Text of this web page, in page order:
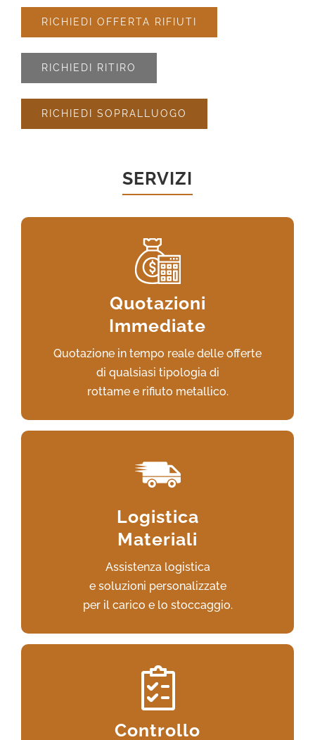
RICHIEDI OFFERTA RIFIUTI
RICHIEDI RITIRO
RICHIEDI SOPRALLUOGO
SERVIZI
Quotazioni
Immediate
Quotazione in tempo reale delle offerte
di qualsiasi tipologia di
rottame e rifiuto metallico.
Accedi al servizio e invia la tua offerta,
riceverai il nostro preventivo o sarai
contattato
per ulteriori chiarimenti o per un sopralluogo.
VAI AL SERVIZIO
Logistica
Materiali
Assistenza logistica
e soluzioni personalizzate
per il carico e lo stoccaggio.
Un servizio completo
dal ritiro, allo scarico, stoccaggio
e lavorazione presso la sede operativa.
VAI AL SERVIZIO
Controllo
Un portale fisso di rilevazione della
radioattività gamma
e strumenti portatili per la massima sicurezza